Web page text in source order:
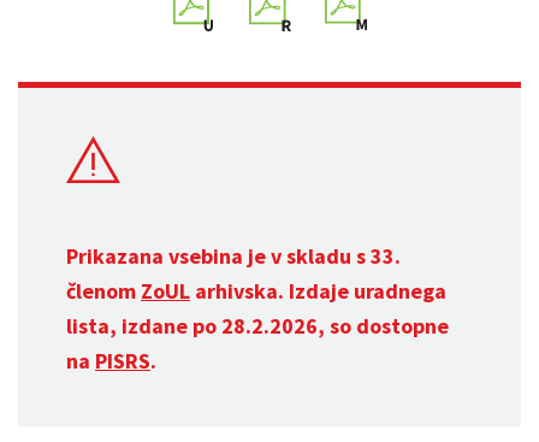
Prikazana vsebina je v skladu s 33.
členom ZoUL arhivska. Izdaje uradnega
lista, izdane po 28.2.2026, so dostopne
na PISRS.